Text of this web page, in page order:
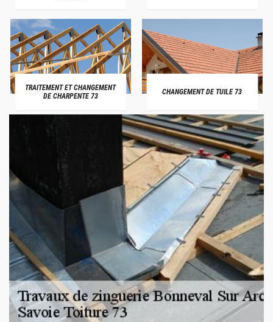
TRAITEMENT ET CHANGEMENT
DE CHARPENTE 73
CHANGEMENT DE TUILE 73